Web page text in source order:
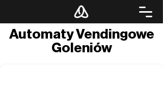
Automaty Vendingowe
Goleniów